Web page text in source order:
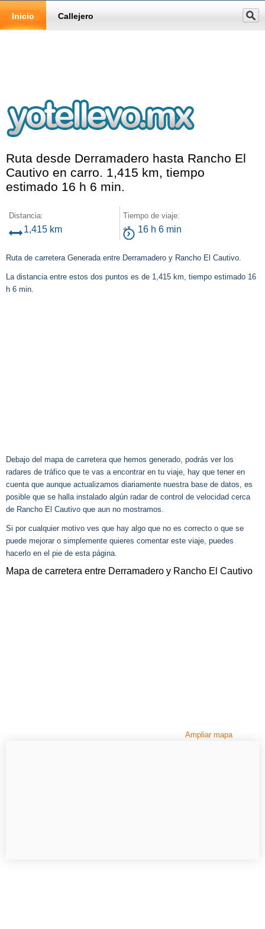
Inicio Callejero
Ruta desde Derramadero hasta Rancho El
Cautivo en carro. 1,415 km, tiempo
estimado 16 h 6 min.
Distancia:
1,415 km
Tiempo de viaje:
16 h 6 min
Ruta de carretera Generada entre Derramadero y Rancho El Cautivo.
La distancia entre estos dos puntos es de 1,415 km, tiempo estimado 16
h 6 min.
Debajo del mapa de carretera que hemos generado, podrás ver los
radares de tráfico que te vas a encontrar en tu viaje, hay que tener en
cuenta que aunque actualizamos diariamente nuestra base de datos, es
posible que se halla instalado algún radar de control de velocidad cerca
de Rancho El Cautivo que aun no mostramos.
Si por cualquier motivo ves que hay algo que no es correcto o que se
puede mejorar o simplemente quieres comentar este viaje, puedes
hacerlo en el pie de esta página.
Mapa de carretera entre Derramadero y Rancho El Cautivo
Ampliar mapa